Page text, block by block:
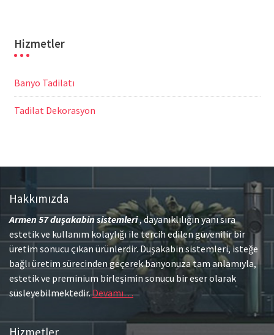
Hizmetler
Banyo Tadilatı
Tadilat Dekorasyon
Hakkımızda
Armen 57duşakabin sistemleri, dayanıklılığın yanı sıra
estetik ve kullanım kolaylığı ile tercih edilen güvenilir bir
üretim sonucu çıkan ürünlerdir. Duşakabin sistemleri, isteğe
bağlı üretim sürecinden geçerek banyonuza tam anlamıyla,
estetik ve preminium birleşimin sonucu bir eser olarak
süsleyebilmektedir.Devamı…
Hizmetler